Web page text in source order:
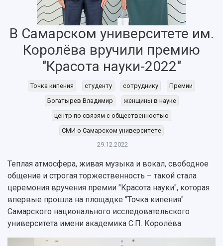
НАЗАД
Об университете
Ключевые факты
Руководство
Наблюдательный совет
Попечительский совет
Ученый совет
Ректорат
Главные новости
Бортжурнал
СМИ об университете
Пресс-центр
Газета "Полет"
Газета "Самарский университет"
Мы в соцсетях
Образование
Почему я выбираю Самарский университет?
Абитуриенту
Бакалавриат и специалитет
Аспирантура
Формы обучения
Учебные планы
Дополнительное образование
Институты и факультеты
Научно-исследовательская деятельность
Основные научные направления
Научные школы и ведущие научные коллективы
Диссертационные советы
Конкурс на замещение должностей научных
работников
Научно-технический совет
Научные проекты и темы
В Самарском университете им.
Королёва вручили премию
"Красота науки-2022"
Точка кипения студенту сотруднику
Премии
Богатырев Владимир
женщины в науке
центр по связям с общественностью
СМИ о Самарском университете
29.12.2022
Теплая атмосфера, живая музыка и вокал, свободное
общение и строгая торжественность – такой стала
церемония вручения премии "Красота науки", которая
впервые прошла на площадке "Точка кипения"
Самарского национального исследовательского
университета имени академика С.П. Королёва.